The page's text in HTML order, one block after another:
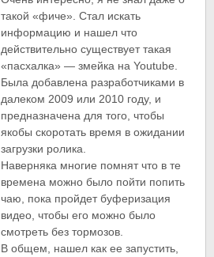
такой «фиче». Стал искать
информацию и нашел что
действительно существует такая
«пасхалка» — змейка на Youtube.
Была добавлена разработчиками в
далеком 2009 или 2010 году, и
предназначена для того, чтобы
якобы скоротать время в ожидании
загрузки ролика.
Наверняка многие помнят что в те
времена можно было пойти попить
чаю, пока пройдет буферизация
видео, чтобы его можно было
смотреть без тормозов.
В общем, нашел как ее запустить,